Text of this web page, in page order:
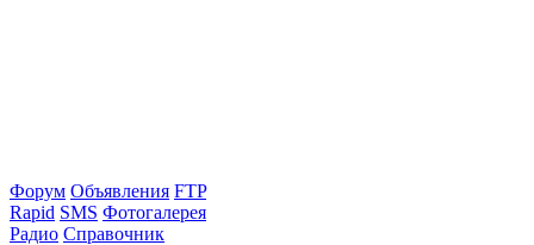
Форум Объявления FTP
Rapid SMS Фотогалерея
Радио Справочник